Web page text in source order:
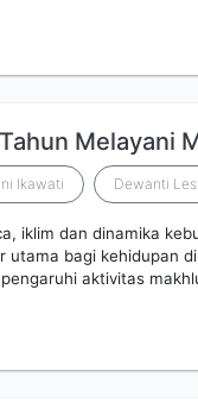
Melayani
Ikawati Dewanti
iklim dan dinamika
utama bagi kehidupan
aktivitas